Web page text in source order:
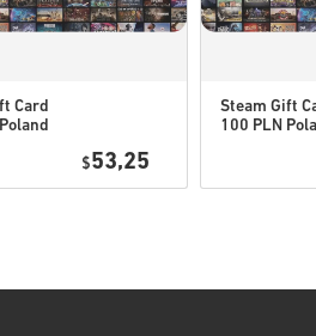
Pogledaj brzi vodič iznad ili
Card
$53,25
Steam Gift
100 PLN